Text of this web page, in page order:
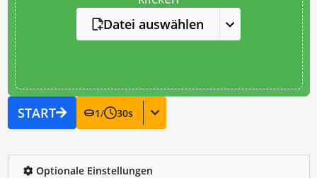
Datei auswählen
START 1/ 30s
Optionale Einstellungen